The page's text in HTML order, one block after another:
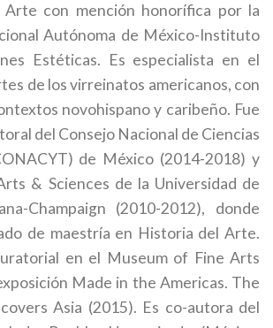
con mención honorífica por la
Autónoma de México-Instituto
Estéticas. Es especialista en el
de los virreinatos americanos, con
novohispano y caribeño. Fue
del Consejo Nacional de Ciencias
de México (2014-2018) y
& Sciences de la Universidad de
Champaign (2010-2012), donde
de maestría en Historia del Arte.
en el Museum of Fine Arts
Made in the Americas. The
Asia (2015). Es co-autora del